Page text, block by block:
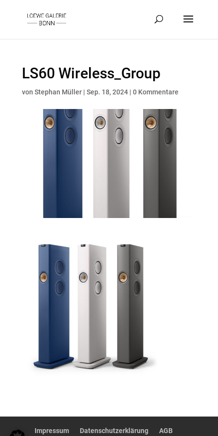
LS60 Wireless_Group
von Stephan Müller| Sep. 18, 2024| 0 Kommentare
Impressum Datenschutzerklärung AGB